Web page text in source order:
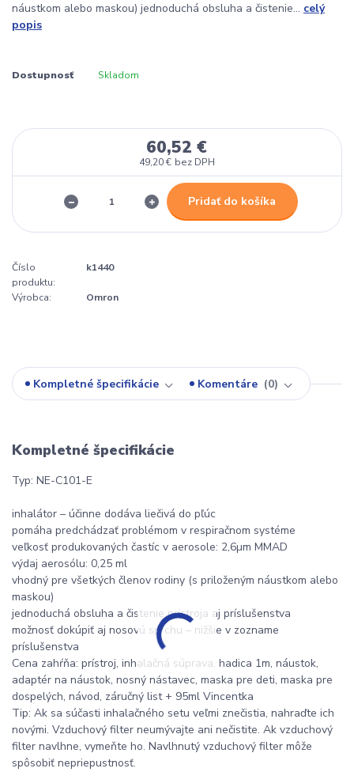
náustkom alebo maskou) jednoduchá obsluha a čistenie... celý
popis
Dostupnosť Skladom
60,52 €
49,20 € bez DPH
Pridať do košíka
Číslo
produktu:
k1440
Výrobca: Omron
Kompletné špecifikácie Komentáre 0
Kompletné špecifikácie
Typ: NE-C101-E
inhalátor – účinne dodáva liečivá do pľúc
pomáha predchádzať problémom v respiračnom systéme
veľkosť produkovaných častíc v aerosole: 2,6µm MMAD
výdaj aerosólu: 0,25 ml
vhodný pre všetkých členov rodiny (s priloženým náustkom alebo
maskou)
jednoduchá obsluha a čistenie prístroja aj príslušenstva
možnosť dokúpiť aj nosovú sprchu – nižšie v zozname
príslušenstva
Cena zahŕňa: prístroj, inhalačná súprava, hadica 1m, náustok,
adaptér na náustok, nosný nástavec, maska pre deti, maska pre
dospelých, návod, záručný list + 95ml Vincentka
Tip: Ak sa súčasti inhalačného setu veľmi znečistia, nahraďte ich
novými. Vzduchový filter neumývajte ani nečistite. Ak vzduchový
filter navlhne, vymeňte ho. Navlhnutý vzduchový filter môže
spôsobiť nepriepustnosť.